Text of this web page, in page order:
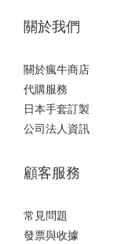
關於我們
關於瘋牛商店
代購服務
日本手套訂製
公司法人資訊
顧客服務
常見問題
發票與收據